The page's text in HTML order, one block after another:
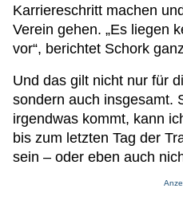
Karriereschritt machen
Verein gehen. „Es liegen
vor“, berichtet Schork
Und das gilt nicht nur für
sondern auch insgesamt.
irgendwas kommt, kann
bis zum letzten Tag der
sein – oder eben auch